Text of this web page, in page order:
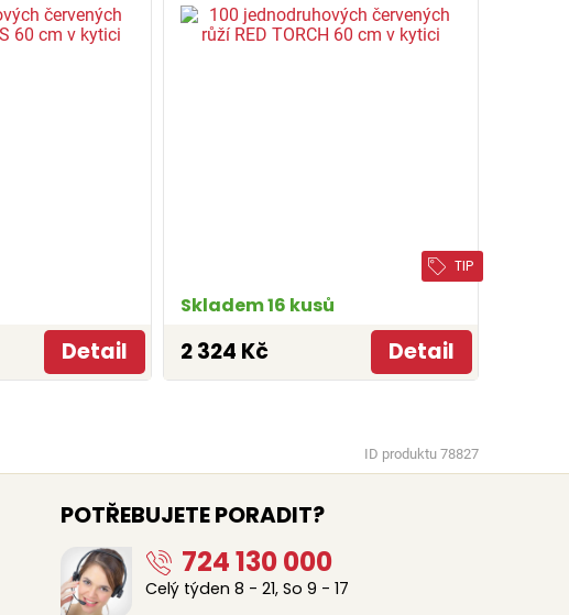
Detail
TIP
Skladem 16 kusů
2 324 Kč Detail
ID produktu 78827
POTŘEBUJETE PORADIT?
724 130 000
Celý týden 8 - 21, So 9 - 17